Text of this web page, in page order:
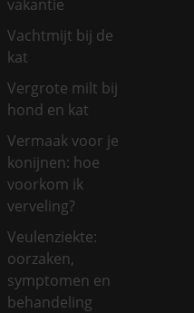
vakantie
Vachtmijt bij de
kat
Vergrote milt bij
hond en kat
Vermaak voor je
konijnen: hoe
voorkom ik
verveling?
Veulenziekte:
oorzaken,
symptomen en
behandeling